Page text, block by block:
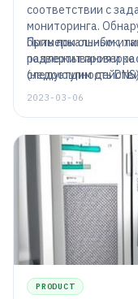
соответствии с
мониторинга.
быть локальным
подлежит
следующим
статистики
Примеры ошибок,
развертывания и
(недоступность
черный список,
местоположения.
2023-03-06
PRODUCT